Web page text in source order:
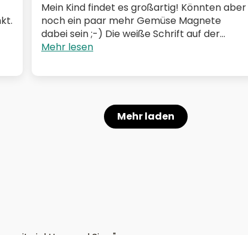
Mein Kind findet es großartig! Könnten aber
noch ein paar mehr Gemüse Magnete
dabei sein ;-) Die weiße Schrift auf der...
Mehr lesen
Mehr laden